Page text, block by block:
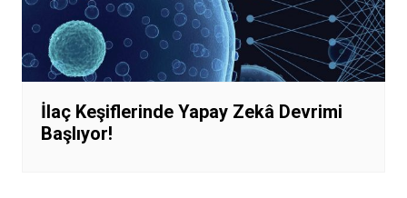
İlaç Keşiflerinde Yapay Zekâ Devrimi
Başlıyor!